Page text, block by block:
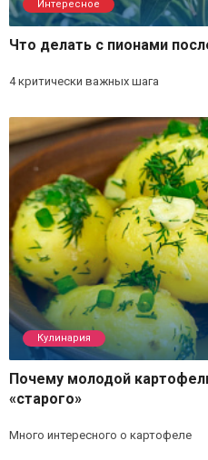
Интересное
Что делать с пионами
4 критически важных шага
Кулинария
Почему молодой
«старого»
Много интересного о картофеле